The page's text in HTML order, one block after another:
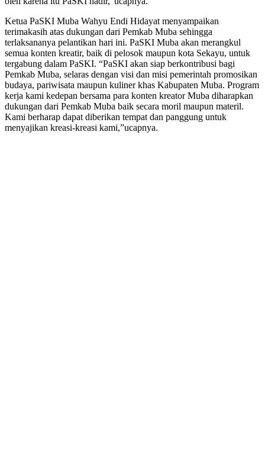
Ketua PaSKI Muba Wahyu Endi Hidayat menyampaikan
terimakasih atas dukungan dari Pemkab Muba sehingga
terlaksananya pelantikan hari ini. PaSKI Muba akan merangkul
semua konten kreatir, baik di pelosok maupun kota Sekayu, untuk
tergabung dalam PaSKI. “PaSKI akan siap berkontribusi bagi
Pemkab Muba, selaras dengan visi dan misi pemerintah promosikan
budaya, pariwisata maupun kuliner khas Kabupaten Muba. Program
kerja kami kedepan bersama para konten kreator Muba diharapkan
dukungan dari Pemkab Muba baik secara moril maupun materil.
Kami berharap dapat diberikan tempat dan panggung untuk
menyajikan kreasi-kreasi kami,”ucapnya.